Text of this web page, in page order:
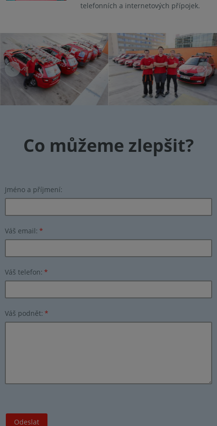
telefonních a internetových přípojek.
Co můžeme zlepšit?
Jméno a příjmení:
Váš email: *
Váš telefon: *
Váš podnět: *